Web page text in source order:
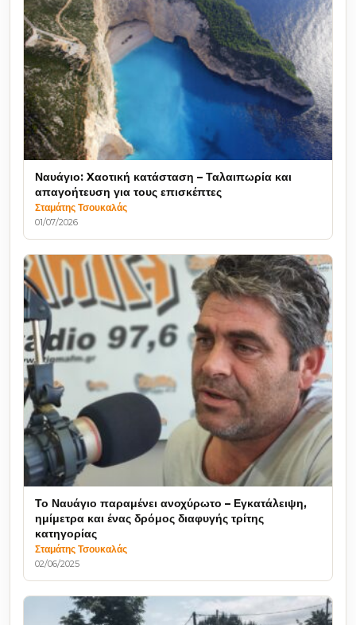
Ναυάγιο: Xαοτική κατάσταση – Ταλαιπωρία και
απαγοήτευση για τους επισκέπτες
Σταμάτης Τσουκαλάς
01/07/2026
Το Ναυάγιο παραμένει ανοχύρωτο – Εγκατάλειψη,
ημίμετρα και ένας δρόμος διαφυγής τρίτης
κατηγορίας
Σταμάτης Τσουκαλάς
02/06/2025